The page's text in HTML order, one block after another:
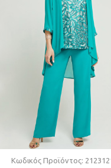
Κωδικός Προϊόντος: